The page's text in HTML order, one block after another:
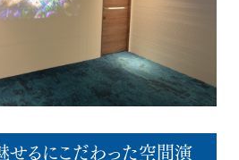
せるにこだわった空間演